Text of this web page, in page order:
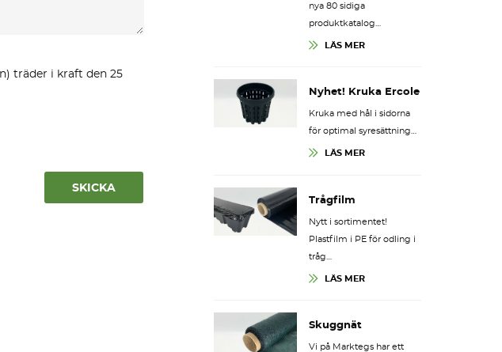
träder i kraft den 25
SKICKA
nya 80 sidiga
produktkatalog…
LÄS MER
Nyhet! Kruka Ercole
Kruka med hål i sidorna
för optimal syresättning…
LÄS MER
Trågfilm
Nytt i sortimentet!
Plastfilm i PE för odling i
tråg…
LÄS MER
Skuggnät
Vi på Marktegs har ett